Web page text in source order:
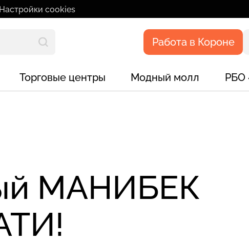
Настройки cookies
Работа в Короне
Торговые центры Модный молл РБО
МАНИБЕК